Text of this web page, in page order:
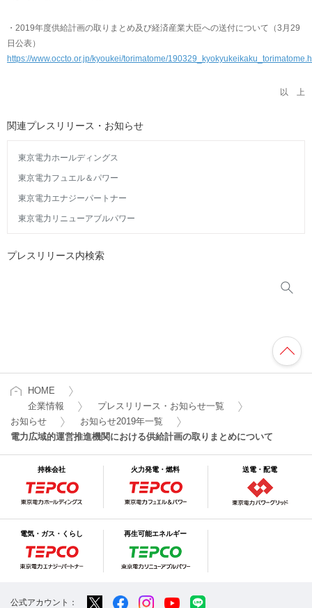
・2019年度供給計画の取りまとめ及び経済産業大臣への送付について（3月29
日公表）
https://www.occto.or.jp/kyoukei/torimatome/
以 上
関連プレスリリース・お知らせ
東京電力ホールディングス
東京電力フュエル＆パワー
東京電力エナジーパートナー
東京電力リニューアブルパワー
プレスリリース内検索
HOME
企業情報
プレスリリース・お知らせ一覧
お知らせ
お知らせ2019年一覧
電力広域的運営推進機関における供給計画の取りまとめについて
持株会社 火力発電・燃料 送電・配電
電気・ガス・くらし 再生可能エネルギー
公式アカウント：